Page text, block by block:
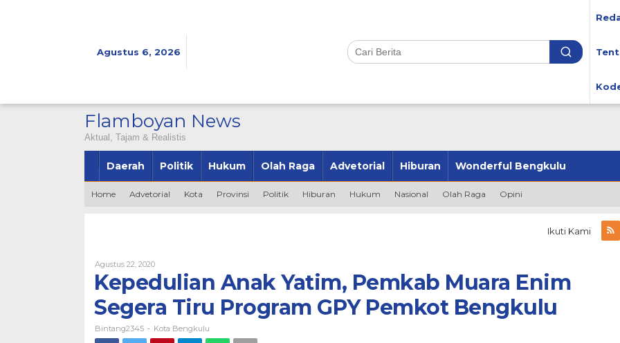
Agustus 6, 2026
Flamboyan News
Aktual, Tajam & Realistis
Daerah Politik Hukum Olah Raga Advetorial Hiburan Wonderful Bengkulu
Home Advetorial Kota Provinsi Politik Hiburan Hukum Nasional Olah Raga Opini
Ikuti Kami
Agustus 22, 2020Oleh
Bintang2345
Kepedulian Anak Yatim, Pemkab Muara Enim
Segera Tiru Program GPY Pemkot Bengkulu
Bintang2345 - Kota Bengkulu